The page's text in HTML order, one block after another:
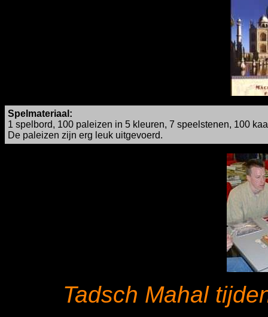
Spelmateriaal:
1 spelbord, 100 paleizen in 5 kleuren, 7 speelstenen, 100
De paleizen zijn erg leuk uitgevoerd.
Tadsch Mahal